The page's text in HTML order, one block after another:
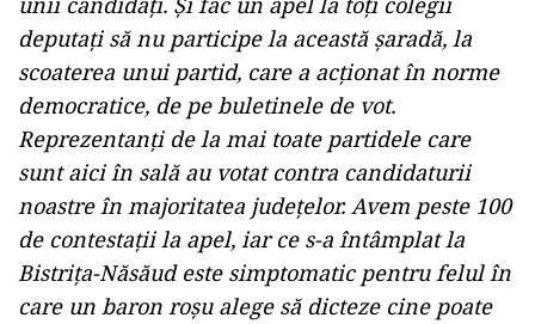
deputaţi să nu participe la această şaradă, la
scoaterea unui partid, care a acţionat în norme
democratice, de pe buletinele de vot.
Reprezentanţi de la mai toate partidele care
sunt aici în sală au votat contra candidaturii
noastre în majoritatea judeţelor. Avem peste 100
de contestaţii la apel, iar ce s-a întâmplat la
Bistriţa-Năsăud este simptomatic pentru felul în
care un baron roşu alege să dicteze cine poate